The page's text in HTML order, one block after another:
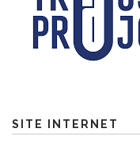
SITE INTERNET